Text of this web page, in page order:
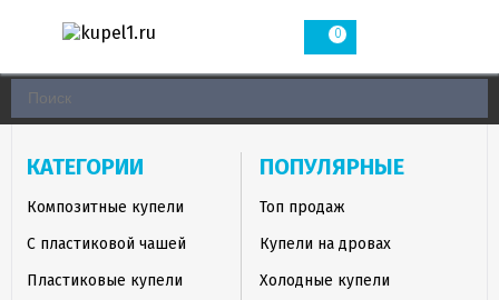
0
КАТЕГОРИИ
Композитные купели
С пластиковой чашей
Пластиковые купели
ПОПУЛЯРНЫЕ
Топ продаж
Купели на дровах
Холодные купели